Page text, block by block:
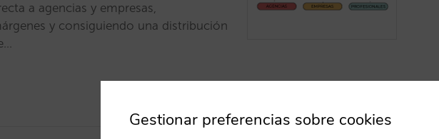
a agencias y empresas,
y consiguiendo una distribución
Gestionar preferencias sobre cookies